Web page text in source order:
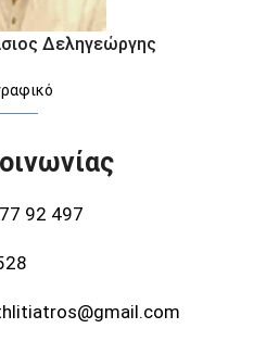
Δεληγεώργης
92 497